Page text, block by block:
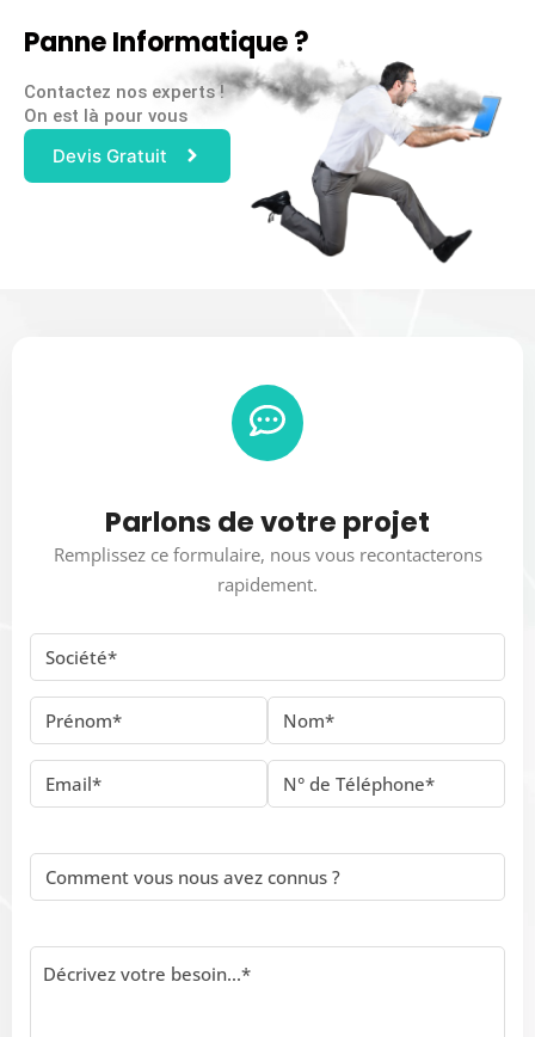
Panne Informatique ?
Contactez nos experts !
On est là pour vous
Devis Gratuit
Parlons de votre projet
Remplissez ce formulaire, nous vous recontacterons
rapidement.